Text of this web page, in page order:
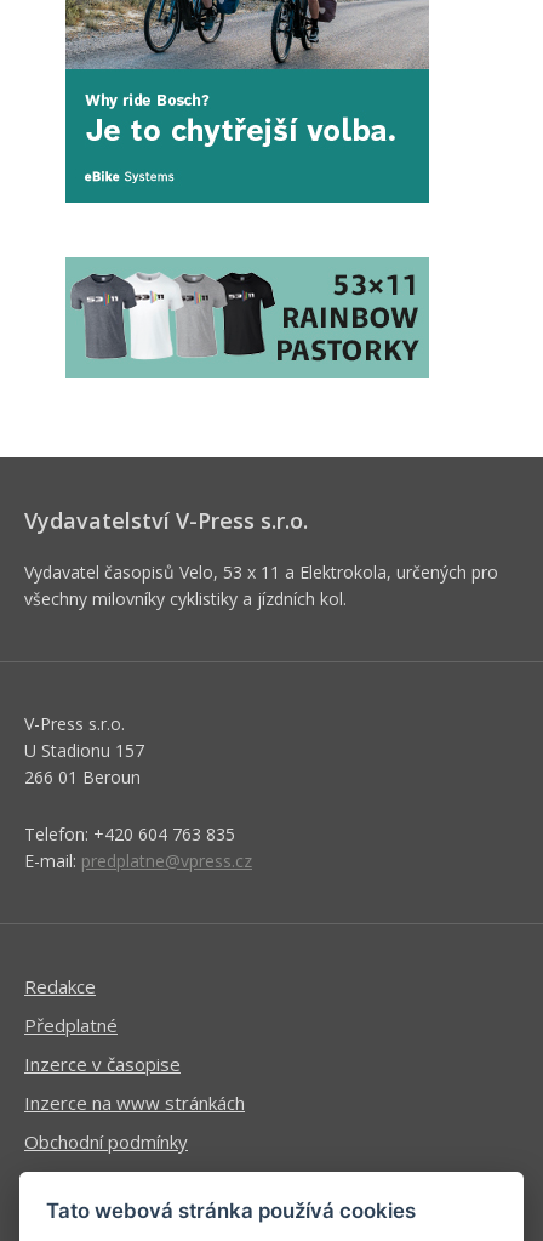
Vydavatelství V-Press s.r.o.
Vydavatel časopisů Velo, 53 x 11 a Elektrokola, určených pro
všechny milovníky cyklistiky a jízdních kol.
V-Press s.r.o.
U Stadionu 157
266 01 Beroun
Telefon: +420 604 763 835
E-mail: predplatne@vpress.cz
Redakce
Předplatné
Inzerce v časopise
Inzerce na www stránkách
Obchodní podmínky
Ochrana osobních údajů
Tato webová stránka používá cookies